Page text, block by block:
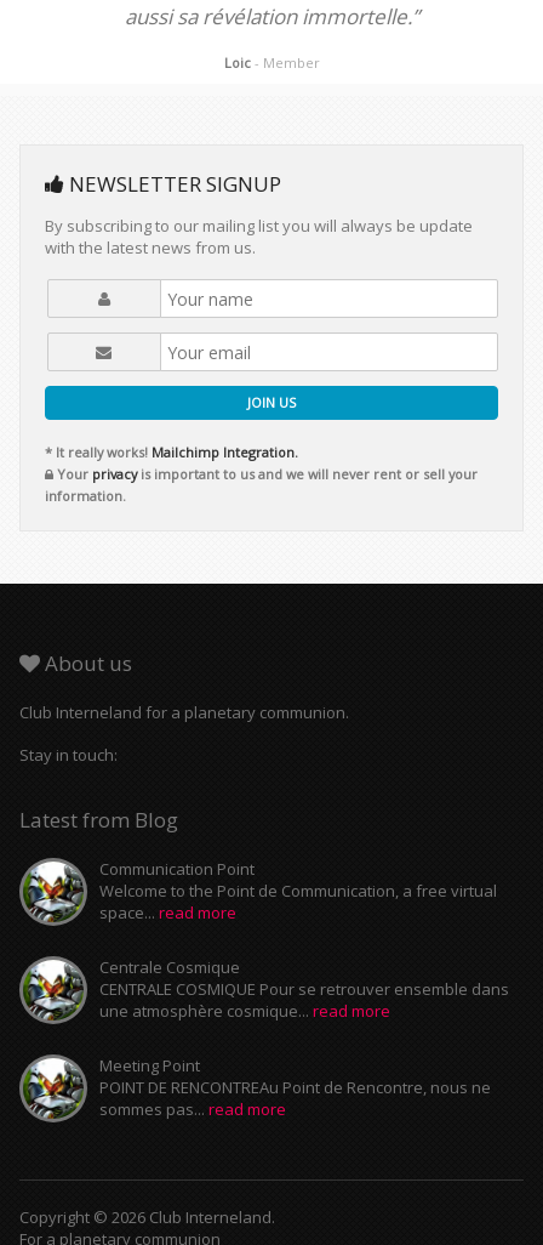
aussi sa révélation immortelle.”
Loic - Member
NEWSLETTER SIGNUP
By subscribing to our mailing list you will always be update
with the latest news from us.
JOIN US
* It really works! Mailchimp Integration.
Your privacyis important to us and we will never rent or sell your
information.
About us
Club Interneland for a planetary communion.
Stay in touch:
Latest from Blog
Communication Point
Welcome to the Point de Communication, a free virtual
space... read more
Centrale Cosmique
CENTRALE COSMIQUE Pour se retrouver ensemble dans
une atmosphère cosmique... read more
Meeting Point
POINT DE RENCONTREAu Point de Rencontre, nous ne
sommes pas... read more
Copyright © 2026 Club Interneland.
For a planetary communion